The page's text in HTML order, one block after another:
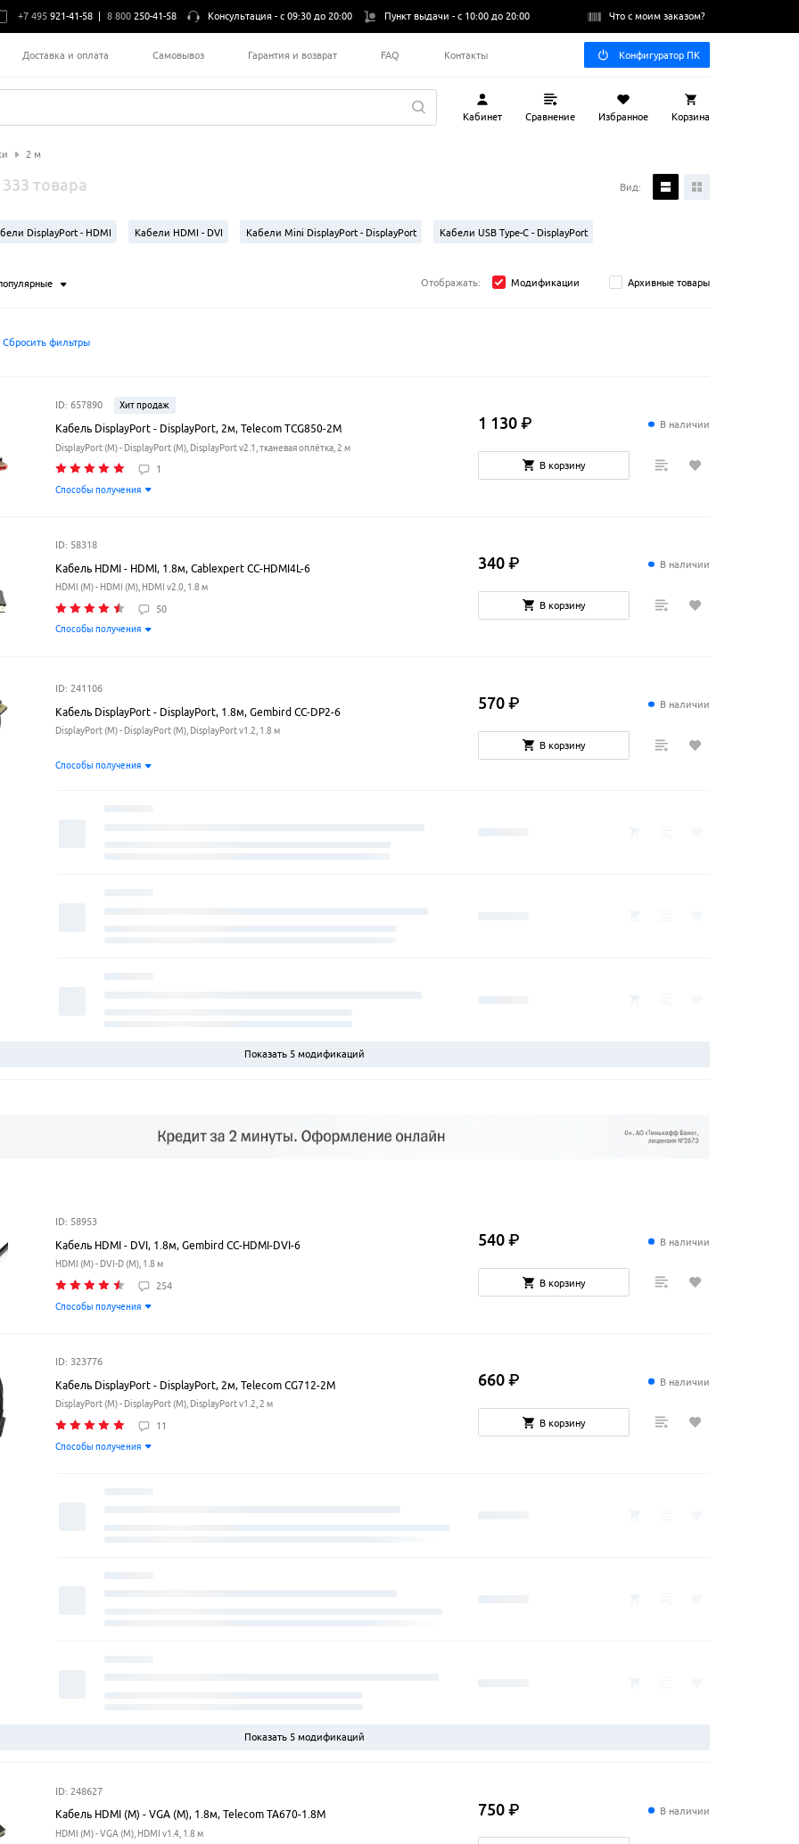
+7 495 921-41-58 8 800 250-41-58 Консультация -с 09:30 до 20:00 Пункт выдачи -с 10:00 до 20:00 Что с моим заказом?
Доставка и оплата Самовывоз Гарантия и возврат FAQ Контакты Конфигуратор ПК
Кабинет Сравнение Избранное Корзина
2 м
333 товара Вид:
DisplayPort - HDMI Кабели HDMI - DVI Кабели Mini DisplayPort - DisplayPort Кабели USB Type-C - DisplayPort
Отображать: Модификации Архивные товары
Сбросить фильтры
ID: 657890 Хит продаж
Кабель DisplayPort - DisplayPort, 2м, Telecom TCG850-2M
DisplayPort (M) - DisplayPort (M), DisplayPort v2.1, тканевая оплётка, 2 м
1
Способы получения
В наличии
1 130 ₽
В корзину
ID: 58318
Кабель HDMI - HDMI, 1.8м, Cablexpert CC-HDMI4L-6
HDMI (M) - HDMI (M), HDMI v2.0, 1.8 м
50
Способы получения
В наличии
340 ₽
В корзину
ID: 241106
Кабель DisplayPort - DisplayPort, 1.8м, Gembird CC-DP2-6
DisplayPort (M) - DisplayPort (M), DisplayPort v1.2, 1.8 м
Способы получения
В наличии
570 ₽
В корзину
Показать 5 модификаций
ID: 58953
Кабель HDMI - DVI, 1.8м, Gembird CC-HDMI-DVI-6
HDMI (M) - DVI-D (M), 1.8 м
254
Способы получения
В наличии
540 ₽
В корзину
ID: 323776
Кабель DisplayPort - DisplayPort, 2м, Telecom CG712-2M
DisplayPort (M) - DisplayPort (M), DisplayPort v1.2, 2 м
11
Способы получения
В наличии
660 ₽
В корзину
Показать 5 модификаций
ID: 248627
Кабель HDMI (M) - VGA (M), 1.8м, Telecom TA670-1.8M
HDMI (M) - VGA (M), HDMI v1.4, 1.8 м
В наличии
750 ₽